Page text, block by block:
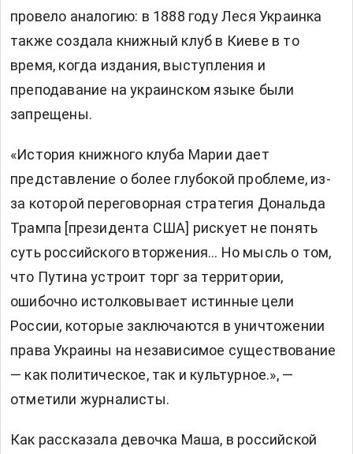
провело аналогию: в 1888 году Леся Украинка
также создала книжный клуб в Киеве в то
время, когда издания, выступления и
преподавание на украинском языке были
запрещены.
«История книжного клуба Марии дает
представление о более глубокой проблеме, из-
за которой переговорная стратегия Дональда
Трампа [президента США] рискует не понять
суть российского вторжения… Но мысль о том,
что Путина устроит торг за территории,
ошибочно истолковывает истинные цели
России, которые заключаются в уничтожении
права Украины на независимое существование
— как политическое, так и культурное.», —
отметили журналисты.
Как рассказала девочка Маша, в российской